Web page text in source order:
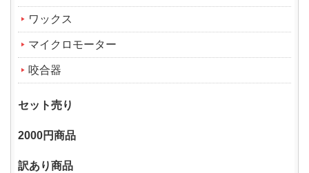
ワックス
マイクロモーター
咬合器
セット売り
2000円商品
訳あり商品